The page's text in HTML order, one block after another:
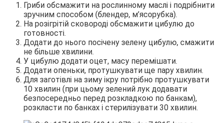
Гриби обсмажити на рослинному маслі і подрібнити
зручним способом (блендер, м’ясорубка).
На розігрітій сковороді обсмажити цибулю до
готовності.
Додати до нього посічену зелену цибулю, смажити
не більше хвилини.
У цибулю додати оцет, масу перемішати.
Додати опеньки, протушкувати ще пару хвилин.
Для заготівлі на зиму ікру потрібно протушкувати
10 хвилин (при цьому зелений лук додавати
безпосередньо перед розкладкою по банкам),
розкласти по банках і стерилізувати 30 хвилин.